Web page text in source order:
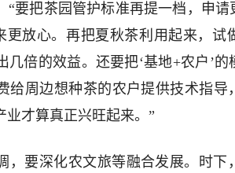
“要把茶园管护标准再提一档，申请
更放心。再把夏秋茶利用起来，试
几倍的效益。还要把‘基地+农户’
给周边想种茶的农户提供技术指导
业才算真正兴旺起来。”
，要深化农文旅等融合发展。时下